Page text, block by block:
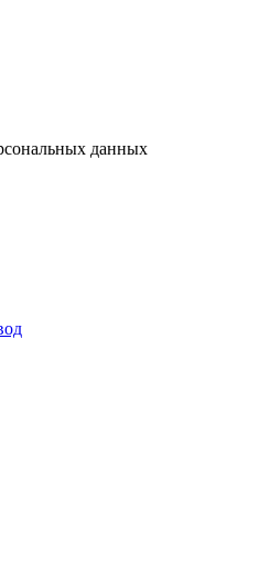
данных